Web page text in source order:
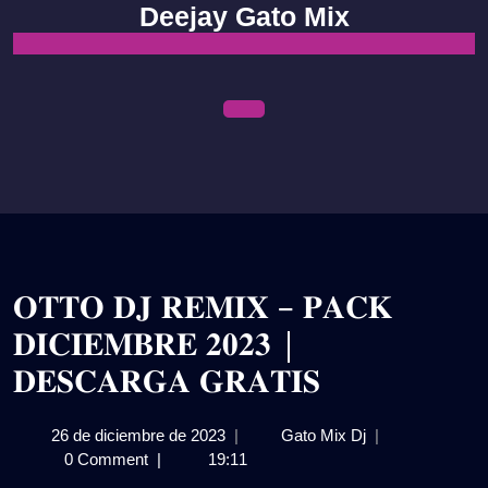
content
Deejay Gato Mix
𝐎𝐓𝐓𝐎 𝐃𝐉 𝐑𝐄𝐌𝐈𝐗 – 𝐏𝐀𝐂𝐊
𝐃𝐈𝐂𝐈𝐄𝐌𝐁𝐑𝐄 𝟐𝟎𝟐𝟑 |
𝐃𝐄𝐒𝐂𝐀𝐑𝐆𝐀 𝐆𝐑𝐀𝐓𝐈𝐒
26 de diciembre de 202326
de
| Gato Mix Dj𝐎𝐓𝐓𝐎
|
0 Comment | 19:11